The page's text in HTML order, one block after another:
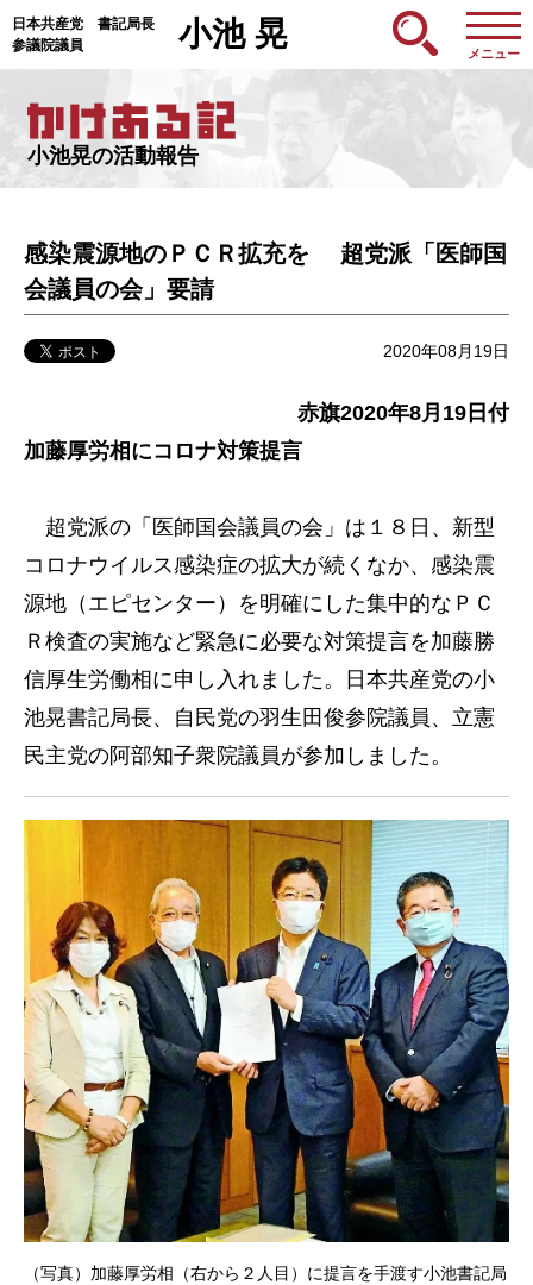
日本共産党 書記局長
参議院議員
小池 晃
メニュー
小池晃の活動報告
感染震源地のＰＣＲ拡充を 超党派「医師国
会議員の会」要請
2020年08月19日
赤旗2020年8月19日付
加藤厚労相にコロナ対策提言
超党派の「医師国会議員の会」は１８日、新型
コロナウイルス感染症の拡大が続くなか、感染震
源地（エピセンター）を明確にした集中的なＰＣ
Ｒ検査の実施など緊急に必要な対策提言を加藤勝
信厚生労働相に申し入れました。日本共産党の小
池晃書記局長、自民党の羽生田俊参院議員、立憲
民主党の阿部知子衆院議員が参加しました。
（写真）加藤厚労相（右から２人目）に提言を手渡す小池書記局